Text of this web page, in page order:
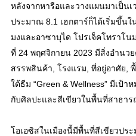
หลังจากหารือและวางแผนมาเป็น
ประมาณ 8.1 เฮกตาร์ก็ได้เริ่มขึ้น
มงและอาซาบุได โปรเจ็คโทราโ
ที่ 24 พฤศจิกายน 2023 มีสิ่งอำนว
สรรพสินค้า, โรงแรม, ที่อยู่อาศัย,
ใต้ธีม “Green & Wellness” มีเป้
กับศิลปะและสีเขียวในพื้นที่สาธา
โอเอซิสในเมืองนี้มีพื้นที่สีเขียวปร